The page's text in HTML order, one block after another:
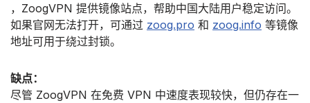
，ZoogVPN 提供镜像站点，帮助中国大陆用户稳定访问。
如果官网无法打开，可通过 zoog.pro 和 zoog.info 等镜像
地址可用于绕过封锁。
缺点：
尽管 ZoogVPN 在免费 VPN 中速度表现较快，但仍存在一